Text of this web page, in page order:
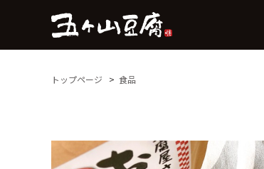
トップページ 食品